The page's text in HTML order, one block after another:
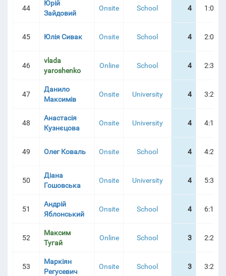
44
Юрій
Зайдовий
Onsite School 4
45 Юлія Сивак Onsite School 4
46
vlada
yaroshenko
Online School 4
47
Данило
Максимів
Onsite University 4
48
Анастасія
Кузнєцова
Onsite University 4
49 Олег Коваль Onsite School 4
50
Діана
Гошовська
Onsite University 4
51
Андрій
Яблонський
Onsite School 4
52
Максим
Тугай
Online School 3
53
Маркіян
Регусевич
Onsite School 3